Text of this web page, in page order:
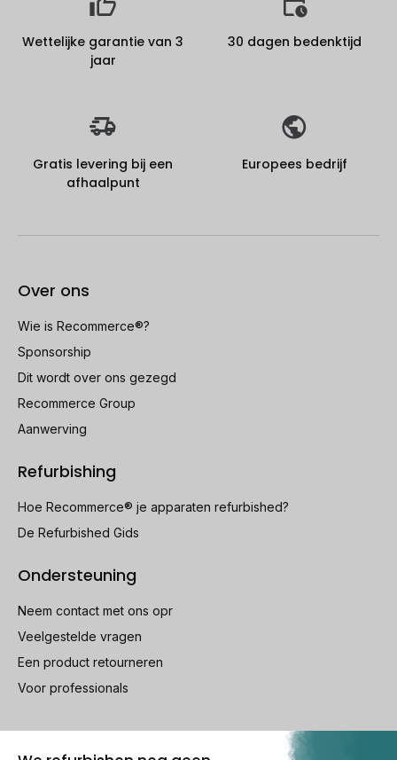
Wettelijke garantie van 3
jaar
30 dagen bedenktijd
Gratis levering bij een
afhaalpunt
Europees bedrijf
Over ons
Wie is Recommerce®?
Sponsorship
Dit wordt over ons gezegd
Recommerce Group
Aanwerving
Refurbishing
Hoe Recommerce® je apparaten refurbished?
De Refurbished Gids
Ondersteuning
Neem contact met ons opr
Veelgestelde vragen
Een product retourneren
Voor professionals
100% beveiligde betaling